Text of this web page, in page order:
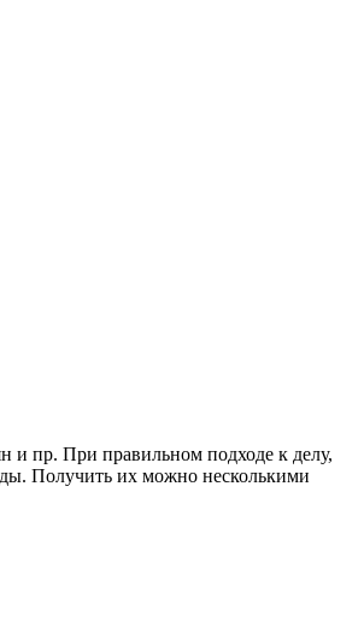
и пр. При правильном подходе к делу,
Получить их можно несколькими